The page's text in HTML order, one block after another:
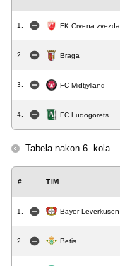
1. FK Crvena zvezda
2. Braga
3. FC Midtjylland
4. FC Ludogorets
Tabela nakon 6. kola
# TIM
1. Bayer Leverkusen
2. Betis